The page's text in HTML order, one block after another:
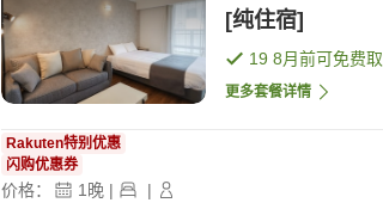
[纯住宿]
19 8月前可免费
更多套餐详情
Rakuten特别优惠
闪购优惠券
价格： 1 晚 | |